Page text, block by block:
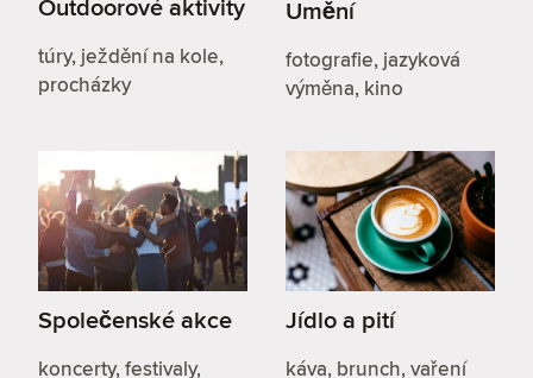
Outdoorové aktivity
túry, ježdění na kole,
procházky
Umění
fotografie, jazyková
výměna, kino
Společenské akce
koncerty, festivaly,
Jídlo a pití
káva, brunch, vaření